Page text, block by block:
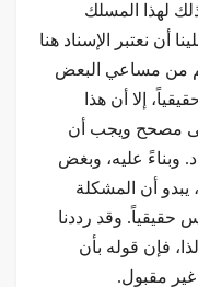
لهذا المسلك
أن نعتبر الإسناد هنا
من مساعي البعض
إلا أن هذا
إلى مصحح ويجب أن
وبناءً عليه، وبغض
يبدو أن المشكلة
حقيقياً. وقد رددنا
فإن قوله بأن
غير مقبول.